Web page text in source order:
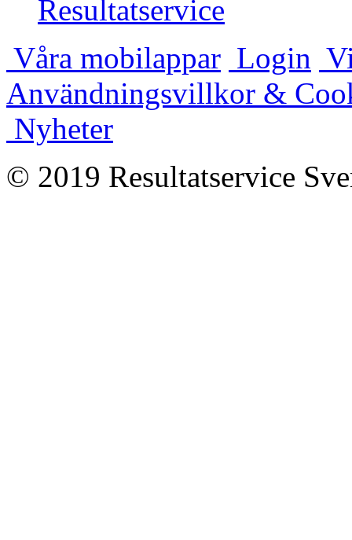
Resultatservice
Våra mobilappar Login
Användningsvillkor &
Nyheter
© 2019 Resultatservice